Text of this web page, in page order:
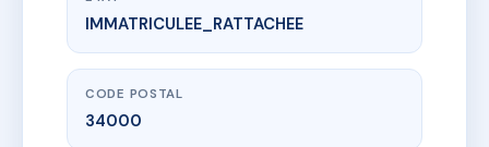
www.vme.plus/AA6878979
SDC 33 rue du Faubourg du Courreau
33 r du fbg du courreau
IMMATRICULEE_RATTACHEE
CODE POSTAL
34000